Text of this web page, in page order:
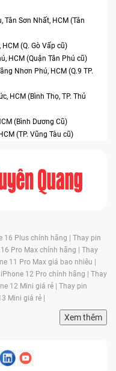
Tân Sơn Nhất, HCM (Tân
(Q. Gò Vấp cũ)
HCM (Quận Tân Phú cũ)
Nhơn Phú, HCM (Q.9 TP.
HCM (Bình Thọ, TP. Thủ
(Bình Dương Cũ)
(TP. Vũng Tàu cũ)
16 Plus chính hãng | Thay pin
Pro Max chính hãng | Thay
11 Pro Max giá bao nhiêu |
12 Pro chính hãng | Thay
12 Mini giá rẻ | Thay pin
Mini giá rẻ |
Xem thêm